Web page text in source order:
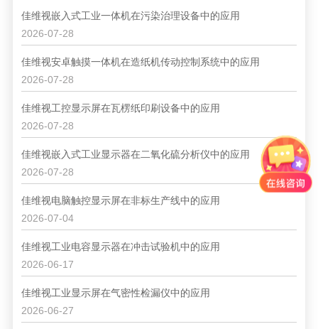
佳维视嵌入式工业一体机在污染治理设备中的应用
2026-07-28
佳维视安卓触摸一体机在造纸机传动控制系统中的应用
2026-07-28
佳维视工控显示屏在瓦楞纸印刷设备中的应用
2026-07-28
佳维视嵌入式工业显示器在二氧化硫分析仪中的应用
2026-07-28
佳维视电脑触控显示屏在非标生产线中的应用
2026-07-04
佳维视工业电容显示器在冲击试验机中的应用
2026-06-17
佳维视工业显示屏在气密性检漏仪中的应用
2026-06-27